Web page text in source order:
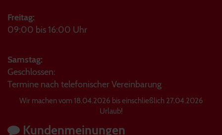
Freitag:
09:00 bis 16:00 Uhr
Samstag:
Geschlossen:
Termine nach telefonischer Vereinbarung
Wir machen vom 18.04.2026 bis einschließlich 27.04.2026
Urlaub!
Kundenmeinungen